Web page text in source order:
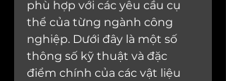
phù hợp với các yêu cầu cụ
thể của từng ngành công
nghiệp. Dưới đây là một số
thông số kỹ thuật và đặc
điểm chính của các vật liệu